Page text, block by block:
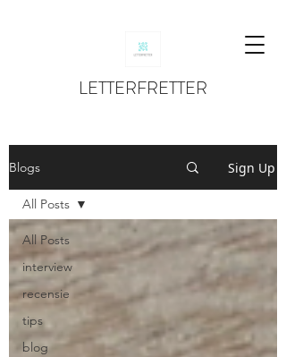
LETTERFRETTER
Blogs Sign Up
All Posts
interview
recensie
tips
blog
All Posts